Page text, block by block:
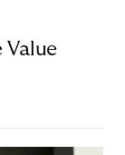
Value